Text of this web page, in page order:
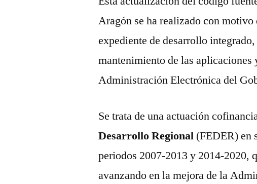
Aragón se ha realizado con
expediente de desarrollo
mantenimiento de las aplicaciones
Administración Electrónica del
Se trata de una actuación
Desarrollo Regional (FEDER) en
periodos 2007-2013 y 2014-2020,
avanzando en la mejora de la